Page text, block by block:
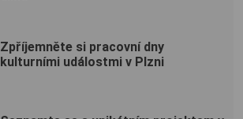
Zpříjemněte si pracovní dny
kulturními událostmi v Plzni